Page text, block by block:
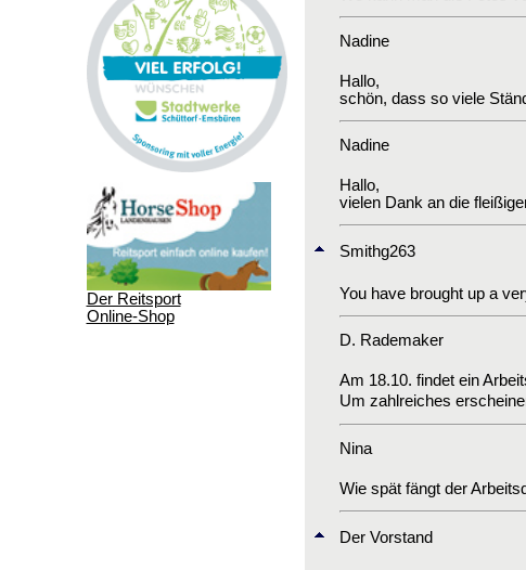
Der Reitsport
Online-Shop
Nadine
Hallo,
schön, dass so viele
Nadine
Hallo,
vielen Dank an die
Smithg263
You have brought up a
D. Rademaker
Am 18.10. findet ein
Um zahlreiches
Nina
Wie spät fängt der
Der Vorstand